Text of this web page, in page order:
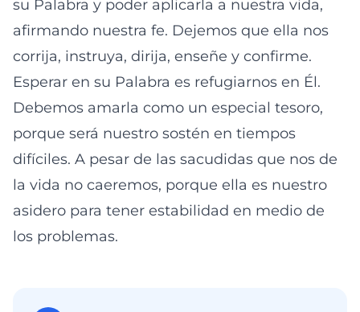
su Palabra y poder aplicarla a nuestra vida,
afirmando nuestra fe. Dejemos que ella nos
corrija, instruya, dirija, enseñe y confirme.
Esperar en su Palabra es refugiarnos en Él.
Debemos amarla como un especial tesoro,
porque será nuestro sostén en tiempos
difíciles. A pesar de las sacudidas que nos de
la vida no caeremos, porque ella es nuestro
asidero para tener estabilidad en medio de
los problemas.